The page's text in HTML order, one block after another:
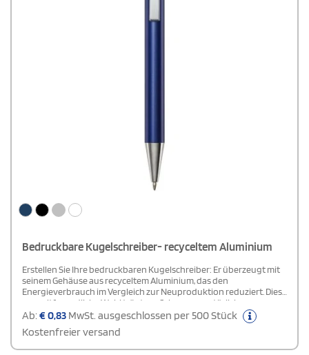
Bedruckbare Kugelschreiber- recyceltem Aluminium
Erstellen Sie Ihre bedruckbaren Kugelschreiber: Er überzeugt mit
seinem Gehäuse aus recyceltem Aluminium, das den
Energieverbrauch im Vergleich zur Neuproduktion reduziert. Diese
umweltfreundliche Wahl trägt zur Schonung natürlicher
Ressourcen bei und hilft, Treibhausgasemissionen zu reduzieren.
Mit blauer Tinte, einer Schreiblänge von 800 Metern und einer
Spitze von 1,00 mm ist dieser Stift eine stilvolle und
umweltbewusste Option für den täglichen Einsatz.
Ab:€0,83 MwSt. ausgeschlossen per 500 Stück
Kostenfreier versand